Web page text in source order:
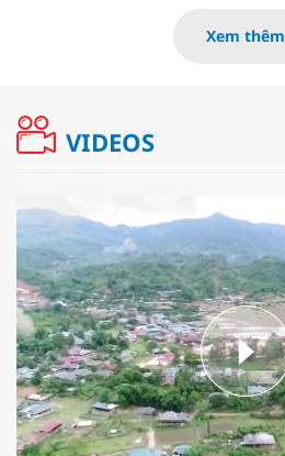
Xem thêm
VIDEOS